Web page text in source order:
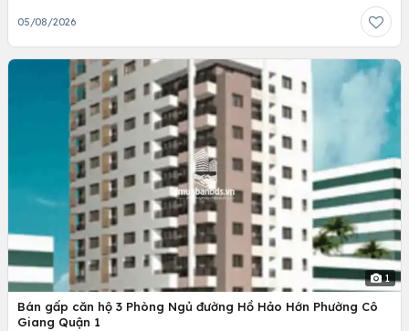
05/08/2026
1
Bán gấp căn hộ 3 Phòng Ngủ đường Hồ Hảo Hớn Phường Cô
Giang Quận 1